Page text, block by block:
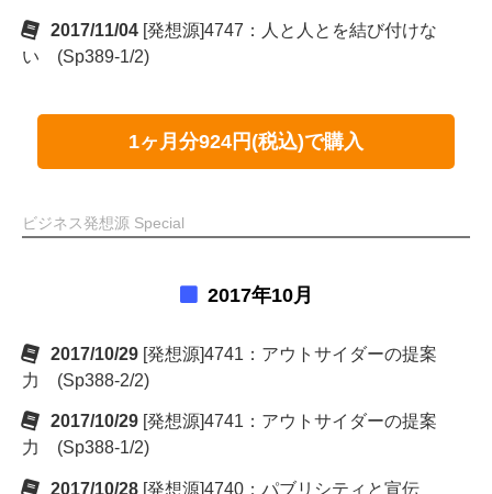
2017/11/04 [発想源]4747：人と人とを結び付けな
い (Sp389-1/2)
1ヶ月分924円(税込)で購入
ビジネス発想源 Special
2017年10月
2017/10/29 [発想源]4741：アウトサイダーの提案
力 (Sp388-2/2)
2017/10/29 [発想源]4741：アウトサイダーの提案
力 (Sp388-1/2)
2017/10/28 [発想源]4740：パブリシティと宣伝